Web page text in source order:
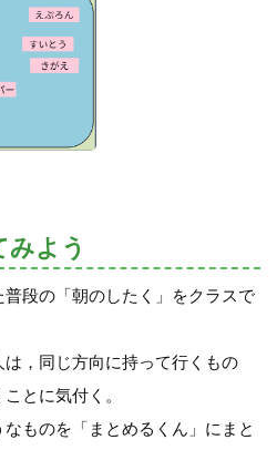
みよう
普段の「朝のしたく」をクラスで
は，同じ方向に持って行くもの
とに気付く。
ものを「まとめるくん」にまと